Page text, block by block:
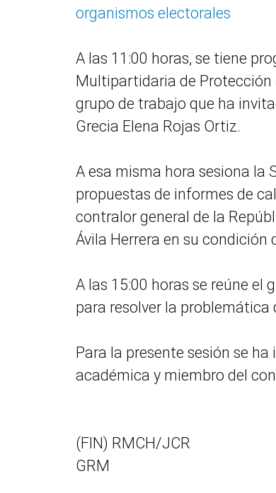
organismos electorales
A las 11:00 horas, se tiene
Multipartidaria de Protección
grupo de trabajo que ha
Grecia Elena Rojas Ortiz.
A esa misma hora sesiona la
propuestas de informes de
contralor general de la
Ávila Herrera en su
A las 15:00 horas se reúne el
para resolver la problemática
Para la presente sesión se
académica y miembro del
(FIN) RMCH/JCR
GRM